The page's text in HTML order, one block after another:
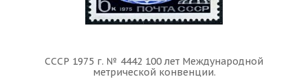
СССР 1975 г. № 4442 100 лет Международной
метрической конвенции.